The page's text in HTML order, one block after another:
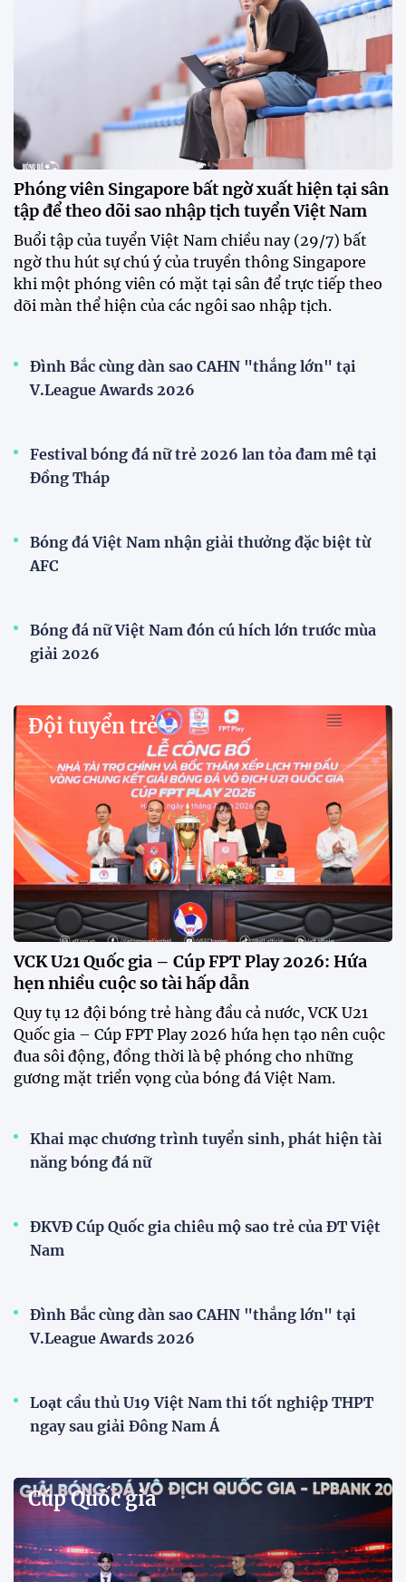
Phóng viên Singapore bất ngờ xuất hiện tại sân
tập để theo dõi sao nhập tịch tuyển Việt Nam
Buổi tập của tuyển Việt Nam chiều nay (29/7) bất
ngờ thu hút sự chú ý của truyền thông Singapore
khi một phóng viên có mặt tại sân để trực tiếp theo
dõi màn thể hiện của các ngôi sao nhập tịch.
Đình Bắc cùng dàn sao CAHN "thắng lớn" tại
V.League Awards 2026
Festival bóng đá nữ trẻ 2026 lan tỏa đam mê tại
Đồng Tháp
Bóng đá Việt Nam nhận giải thưởng đặc biệt từ
AFC
Bóng đá nữ Việt Nam đón cú hích lớn trước mùa
giải 2026
Đội tuyển trẻ
VCK U21 Quốc gia – Cúp FPT Play 2026: Hứa
hẹn nhiều cuộc so tài hấp dẫn
Quy tụ 12 đội bóng trẻ hàng đầu cả nước, VCK U21
Quốc gia – Cúp FPT Play 2026 hứa hẹn tạo nên cuộc
đua sôi động, đồng thời là bệ phóng cho những
gương mặt triển vọng của bóng đá Việt Nam.
Khai mạc chương trình tuyển sinh, phát hiện tài
năng bóng đá nữ
ĐKVĐ Cúp Quốc gia chiêu mộ sao trẻ của ĐT Việt
Nam
Đình Bắc cùng dàn sao CAHN "thắng lớn" tại
V.League Awards 2026
Loạt cầu thủ U19 Việt Nam thi tốt nghiệp THPT
ngay sau giải Đông Nam Á
Cúp Quốc gia